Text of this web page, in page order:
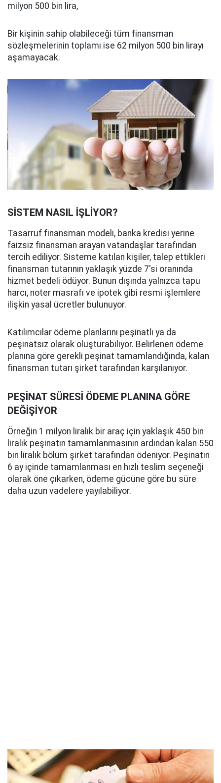
milyon 500 bin lira,
Bir kişinin sahip olabileceği tüm finansman
sözleşmelerinin toplamı ise 62 milyon 500 bin lirayı
aşamayacak.
SİSTEM NASIL İŞLİYOR?
Tasarruf finansman modeli, banka kredisi yerine
faizsiz finansman arayan vatandaşlar tarafından
tercih ediliyor. Sisteme katılan kişiler, talep ettikleri
finansman tutarının yaklaşık yüzde 7'si oranında
hizmet bedeli ödüyor. Bunun dışında yalnızca tapu
harcı, noter masrafı ve ipotek gibi resmi işlemlere
ilişkin yasal ücretler bulunuyor.
Katılımcılar ödeme planlarını peşinatlı ya da
peşinatsız olarak oluşturabiliyor. Belirlenen ödeme
planına göre gerekli peşinat tamamlandığında, kalan
finansman tutarı şirket tarafından karşılanıyor.
PEŞİNAT SÜRESİ ÖDEME PLANINA GÖRE
DEĞİŞİYOR
Örneğin 1 milyon liralık bir araç için yaklaşık 450 bin
liralık peşinatın tamamlanmasının ardından kalan 550
bin liralık bölüm şirket tarafından ödeniyor. Peşinatın
6 ay içinde tamamlanması en hızlı teslim seçeneği
olarak öne çıkarken, ödeme gücüne göre bu süre
daha uzun vadelere yayılabiliyor.